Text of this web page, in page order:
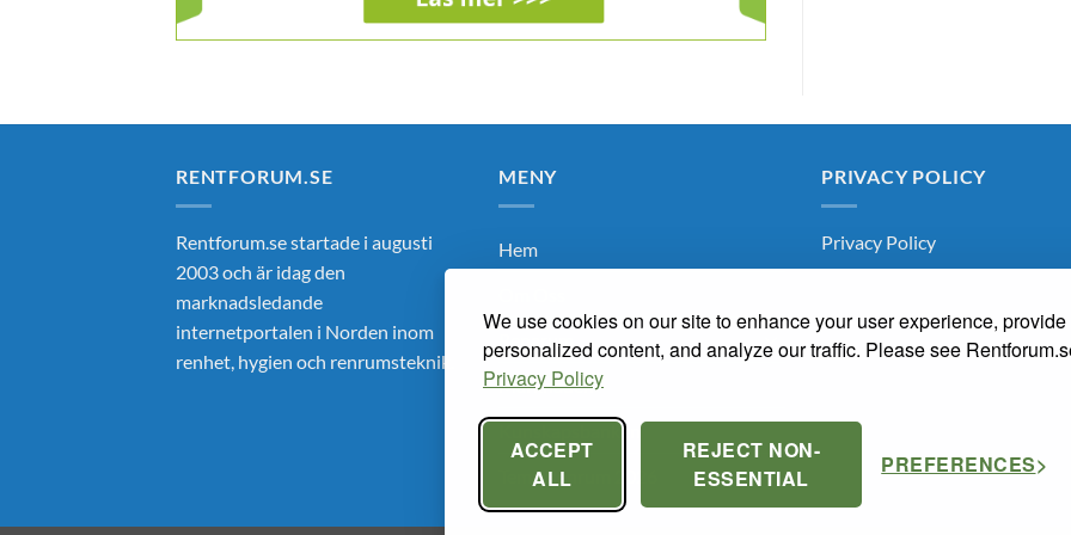
We use cookies on our site to enhance your user experience, provide
personalized content, and analyze our traffic. Please see
Privacy Policy
ACCEPT
ALL
REJECT NON-
ESSENTIAL
PREFERENCES
RENTFORUM.SE
Rentforum.se startade i augusti
2003 och är idag den
marknadsledande
internetportalen i Norden inom
renhet, hygien och renrumsteknik.
MENY
Hem
Renarum
Marknaden
Kunskapsbanken
Tema Renrum 2026
PRIVACY POLICY
Privacy Policy